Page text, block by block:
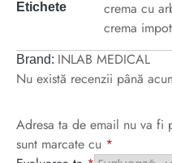
Etichete crema cu
crema
Brand: INLAB MEDICAL
Nu există recenzii până
Adresa ta de email nu va fi
sunt marcate cu *